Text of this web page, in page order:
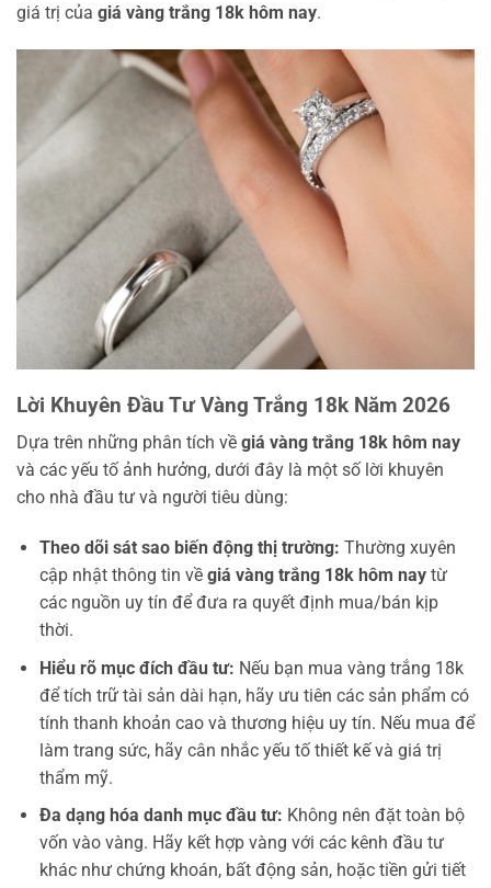
giá trị của giá vàng trắng 18k hôm nay.
Lời Khuyên Đầu Tư Vàng Trắng 18k Năm 2026
Dựa trên những phân tích về giá vàng trắng 18k hôm nay
và các yếu tố ảnh hưởng, dưới đây là một số lời khuyên
cho nhà đầu tư và người tiêu dùng:
Theo dõi sát sao biến động thị trường: Thường xuyên
cập nhật thông tin về giá vàng trắng 18k hôm naytừ
các nguồn uy tín để đưa ra quyết định mua/bán kịp
thời.
Hiểu rõ mục đích đầu tư: Nếu bạn mua vàng trắng 18k
để tích trữ tài sản dài hạn, hãy ưu tiên các sản phẩm có
tính thanh khoản cao và thương hiệu uy tín. Nếu mua để
làm trang sức, hãy cân nhắc yếu tố thiết kế và giá trị
thẩm mỹ.
Đa dạng hóa danh mục đầu tư: Không nên đặt toàn bộ
vốn vào vàng. Hãy kết hợp vàng với các kênh đầu tư
khác như chứng khoán, bất động sản, hoặc tiền gửi tiết